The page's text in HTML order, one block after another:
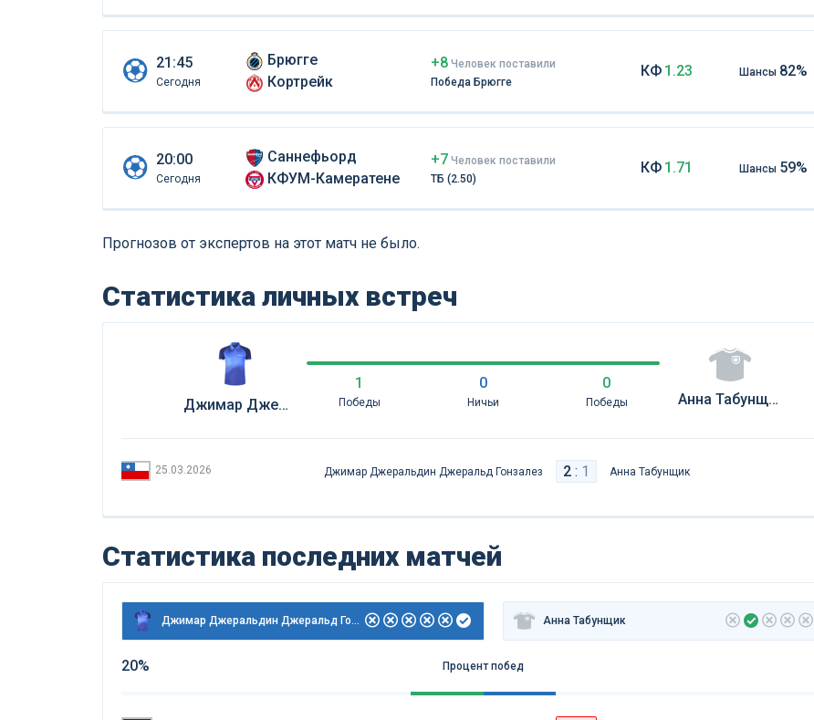
21:45
Сегодня
Брюгге
Кортрейк
+8 Человек поставили
Победа Брюгге
КФ 1.23 Шансы 82%
20:00
Сегодня
Саннефьорд
КФУМ-Камератене
+7 Человек поставили
ТБ (2.50)
КФ 1.71 Шансы 59%
Прогнозов от экспертов на этот матч не было.
Статистика личных встреч
Джимар Джеральдин Джеральд Гонзалез
1
Победы
0
Ничьи
0
Победы Анна Табунщик
25.03.2026 Джимар Джеральдин Джеральд Гонзалез 2: 1 Анна Табунщик
Статистика последних матчей
Джимар Джеральдин Джеральд Гонзалез Анна Табунщик
20% Процент побед